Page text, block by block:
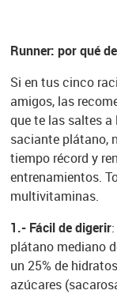
Runner: por qué
Si en tus cinco
amigos, las
que te las saltes
saciante plátano,
tiempo récord y
entrenamientos.
multivitaminas.
1.- Fácil de digerir
plátano mediano
un 25% de
azúcares